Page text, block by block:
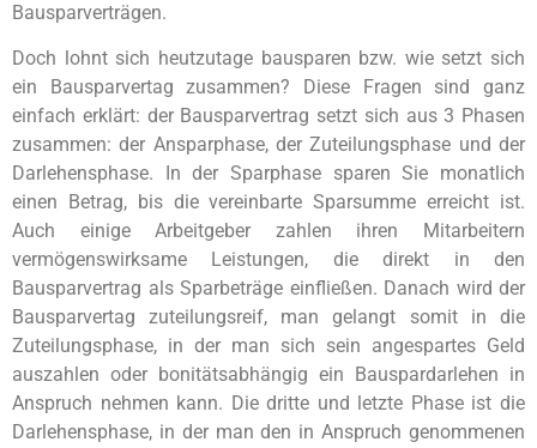
Bausparverträgen.
Doch lohnt sich heutzutage bausparen bzw. wie setzt sich
ein Bausparvertag zusammen? Diese Fragen sind ganz
einfach erklärt: der Bausparvertrag setzt sich aus 3 Phasen
zusammen: der Ansparphase, der Zuteilungsphase und der
Darlehensphase. In der Sparphase sparen Sie monatlich
einen Betrag, bis die vereinbarte Sparsumme erreicht ist.
Auch einige Arbeitgeber zahlen ihren Mitarbeitern
vermögenswirksame Leistungen, die direkt in den
Bausparvertrag als Sparbeträge einfließen. Danach wird der
Bausparvertag zuteilungsreif, man gelangt somit in die
Zuteilungsphase, in der man sich sein angespartes Geld
auszahlen oder bonitätsabhängig ein Bauspardarlehen in
Anspruch nehmen kann. Die dritte und letzte Phase ist die
Darlehensphase, in der man den in Anspruch genommenen